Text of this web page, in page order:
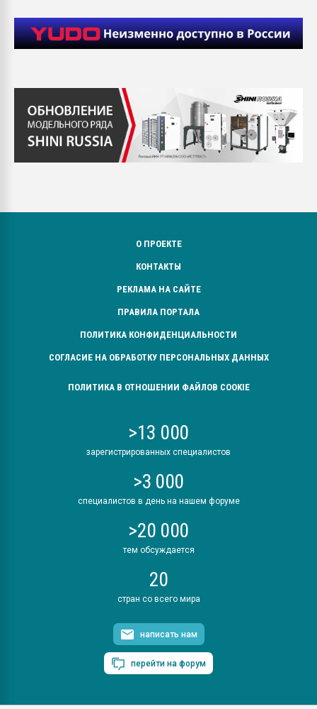
О ПРОЕКТЕ
КОНТАКТЫ
РЕКЛАМА НА САЙТЕ
ПРАВИЛА ПОРТАЛА
ПОЛИТИКА КОНФИДЕНЦИАЛЬНОСТИ
СОГЛАСИЕ НА ОБРАБОТКУ ПЕРСОНАЛЬНЫХ ДАННЫХ
ПОЛИТИКА В ОТНОШЕНИИ ФАЙЛОВ COOKIE
>13 000
зарегистрированных специалистов
>3 000
специалистов в день на нашем форуме
>20 000
тем обсуждается
20
стран со всего мира
написать нам
перейти на форум